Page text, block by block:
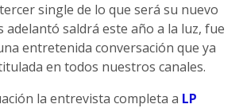
single de lo que será su nuevo
adelantó saldrá este año a la luz, fue
entretenida conversación que ya
en todos nuestros canales.
la entrevista completa a LP